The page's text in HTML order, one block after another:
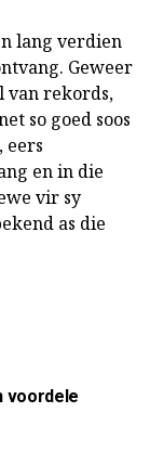
lang verdien
Geweer
van rekords,
so goed soos
eers
en in die
vir sy
as die
voordele